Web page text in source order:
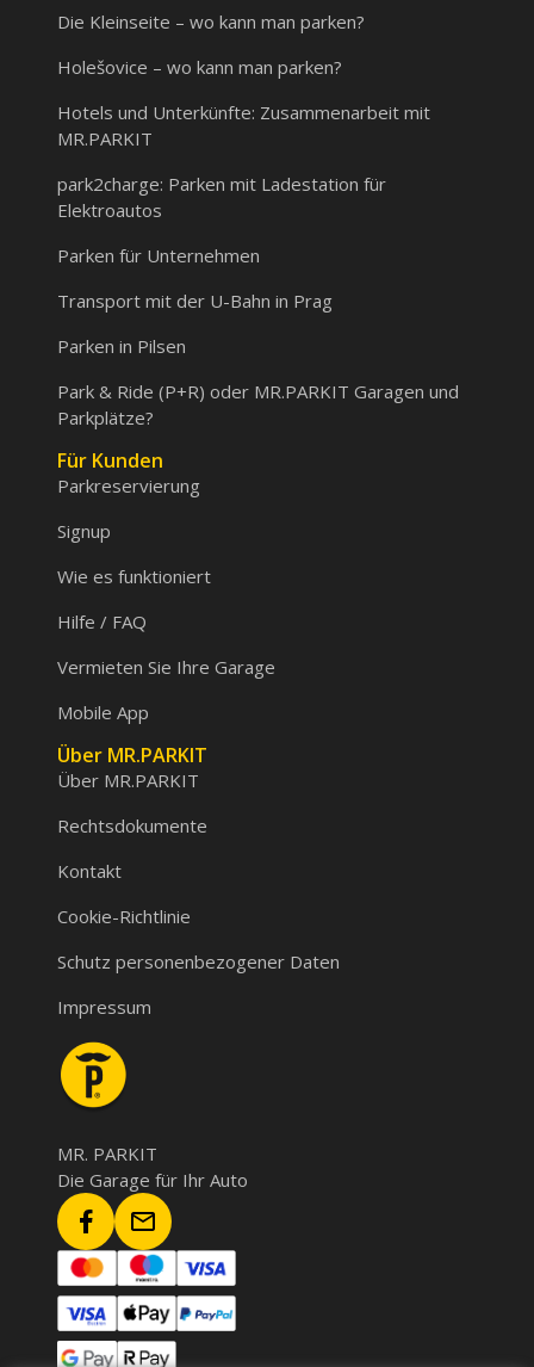
Die Kleinseite – wo kann man parken?
Holešovice – wo kann man parken?
Hotels und Unterkünfte: Zusammenarbeit mit
MR.PARKIT
park2charge: Parken mit Ladestation für
Elektroautos
Parken für Unternehmen
Transport mit der U-Bahn in Prag
Parken in Pilsen
Park & Ride (P+R) oder MR.PARKIT Garagen und
Parkplätze?
Für Kunden
Parkreservierung
Signup
Wie es funktioniert
Hilfe / FAQ
Vermieten Sie Ihre Garage
Mobile App
Über MR.PARKIT
Über MR.PARKIT
Rechtsdokumente
Kontakt
Cookie-Richtlinie
Schutz personenbezogener Daten
Impressum
MR. PARKIT
Die Garage für Ihr Auto